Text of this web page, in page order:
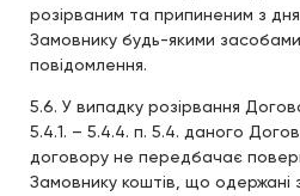
розірваним та припиненим з
Замовнику будь-якими засобами
повідомлення.
5.6. У випадку розірвання
5.4.1. – 5.4.4. п. 5.4. даного
договору не передбачає
Замовнику коштів, що одержані